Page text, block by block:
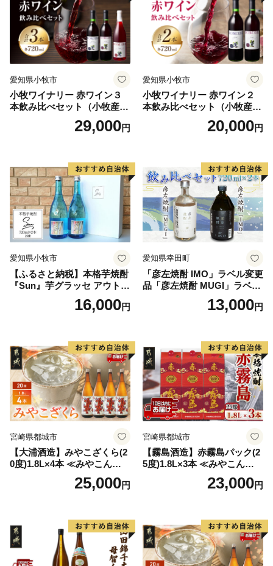
愛知県小牧市
小牧ワイナリー 赤ワイン３
本飲み比べセット（小牧産ぶ
どう100％使用）29,000円
愛知県小牧市
小牧ワイナリー 赤ワイン２
本飲み比べセット（小牧産ぶ
どう100％使用）20,000円
愛知県小牧市
【ふるさと納税】本格芋焼酎
『Sun』芋グラッセ アウトド
ア ソロキャンプ ベランピン
グ 巣ごもり 就労支援16,000円
愛知県幸田町
「彦左焼酎 IMO」ラベル変更
品「彦左焼酎 MUGI」ラベル
変更品 飲み比べ セット 合計
2本 720ml×各1本 25度 焼酎
13,000円
宮崎県都城市
【大浦酒造】みやこざくら(2
0度)1.8L×4本 ≪みやこんじょ
特急便≫_AD-077125,000円
宮崎県都城市
【霧島酒造】赤霧島パック(2
5度)1.8L×3本 ≪みやこんじょ
特急便≫_23-07-K03P-1800-3
23,000円